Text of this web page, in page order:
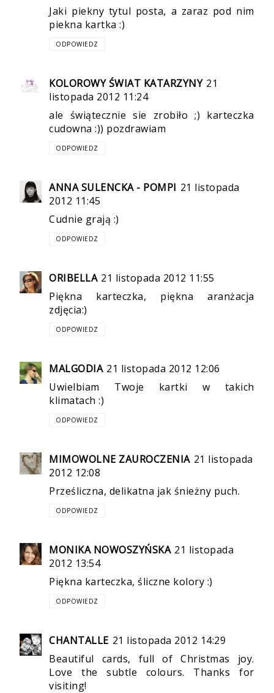
Jaki piekny tytul posta, a zaraz pod nim
piekna kartka :)
ODPOWIEDZ
KOLOROWY ŚWIAT KATARZYNY 21
listopada 2012 11:24
ale świątecznie sie zrobiło ;) karteczka
cudowna :)) pozdrawiam
ODPOWIEDZ
ANNA SULENCKA - POMPI 21 listopada
2012 11:45
Cudnie grają :)
ODPOWIEDZ
ORIBELLA 21 listopada 2012 11:55
Piękna karteczka, piękna aranżacja
zdjęcia:)
ODPOWIEDZ
MALGODIA 21 listopada 2012 12:06
Uwielbiam Twoje kartki w takich
klimatach :)
ODPOWIEDZ
MIMOWOLNE ZAUROCZENIA 21 listopada
2012 12:08
Prześliczna, delikatna jak śnieżny puch.
ODPOWIEDZ
MONIKA NOWOSZYŃSKA 21 listopada
2012 13:54
Piękna karteczka, śliczne kolory :)
ODPOWIEDZ
CHANTALLE 21 listopada 2012 14:29
Beautiful cards, full of Christmas joy.
Love the subtle colours. Thanks for
visiting!